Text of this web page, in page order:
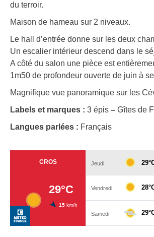
du terroir.
Maison de hameau sur 2 niveaux.
Le hall d’entrée donne sur les deux
Un escalier intérieur descend dans le
A côté du salon une pièce est
1m50 de profondeur ouverte de juin à
Magnifique vue panoramique sur les
Labels et marques : 3 épis – Gîtes de
Langues parlées : Français